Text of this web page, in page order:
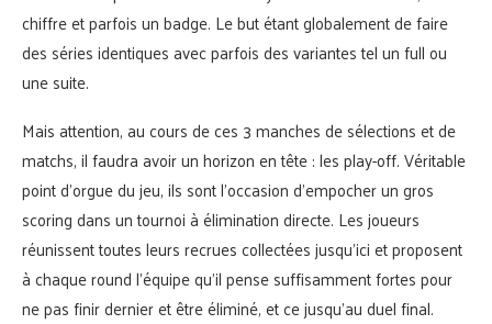
chiffre et parfois un badge. Le but étant globalement de faire
des séries identiques avec parfois des variantes tel un full ou
une suite.
Mais attention, au cours de ces 3 manches de sélections et de
matchs, il faudra avoir un horizon en tête : les play-off. Véritable
point d’orgue du jeu, ils sont l’occasion d’empocher un gros
scoring dans un tournoi à élimination directe. Les joueurs
réunissent toutes leurs recrues collectées jusqu’ici et proposent
à chaque round l’équipe qu’il pense suffisamment fortes pour
ne pas finir dernier et être éliminé, et ce jusqu’au duel final.